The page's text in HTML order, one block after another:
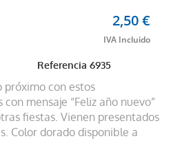
Referencia6935
2,50 €
próximo con estos
mensaje “Feliz año nuevo”
fiestas. Vienen presentados
Color dorado disponible a